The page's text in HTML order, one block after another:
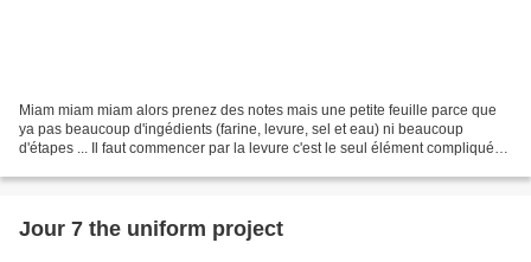
Miam miam miam alors prenez des notes mais une petite feuille parce que
ya pas beaucoup d'ingédients (farine, levure, sel et eau) ni beaucoup
d'étapes ... Il faut commencer par la levure c'est le seul élément compliqué
Jour 7 the uniform project